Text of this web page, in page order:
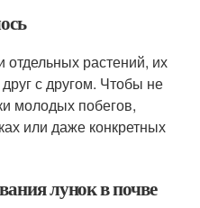
растений, их
с другом. Чтобы не
молодых побегов,
или даже конкретных
лунок в почве